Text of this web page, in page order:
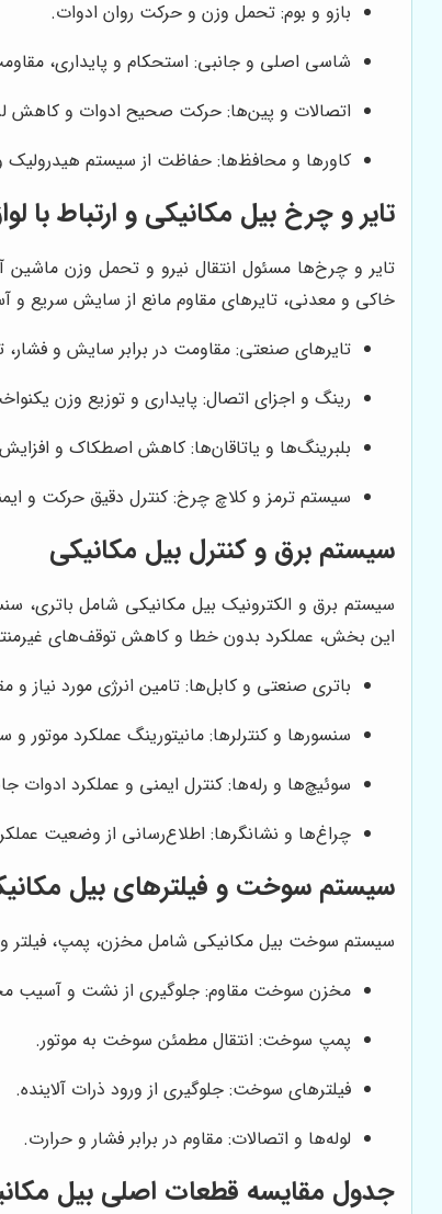
بازو و بوم: تحمل وزن و حرکت روان ادوات.
شاسی اصلی و جانبی: استحکام و پایداری،
اتصالات و پین‌ها: حرکت صحیح ادوات و کاهش
کاورها و محافظ‌ها: حفاظت از سیستم هیدرولیک
تایر و چرخ بیل مکانیکی و ارتباط با
تایر و چرخ‌ها مسئول انتقال نیرو و تحمل وزن ماشین
خاکی و معدنی، تایرهای مقاوم مانع از سایش سریع
تایرهای صنعتی: مقاومت در برابر سایش و
رینگ و اجزای اتصال: پایداری و توزیع وزن
بلبرینگ‌ها و یاتاقان‌ها: کاهش اصطکاک و افزایش
سیستم ترمز و کلاچ چرخ: کنترل دقیق حرکت و
سیستم برق و کنترل بیل مکانیکی
سیستم برق و الکترونیک بیل مکانیکی شامل باتری،
این بخش، عملکرد بدون خطا و کاهش توقف‌های
باتری صنعتی و کابل‌ها: تامین انرژی مورد نیاز و
سنسورها و کنترلرها: مانیتورینگ عملکرد موتور
سوئیچ‌ها و رله‌ها: کنترل ایمنی و عملکرد ادوات
چراغ‌ها و نشانگرها: اطلاع‌رسانی از وضعیت
سیستم سوخت و فیلترهای بیل
سیستم سوخت بیل مکانیکی شامل مخزن، پمپ، فیلتر و
مخزن سوخت مقاوم: جلوگیری از نشت و آسیب
پمپ سوخت: انتقال مطمئن سوخت به موتور.
فیلترهای سوخت: جلوگیری از ورود ذرات آلاینده.
لوله‌ها و اتصالات: مقاوم در برابر فشار و حرارت.
جدول مقایسه قطعات اصلی بیل